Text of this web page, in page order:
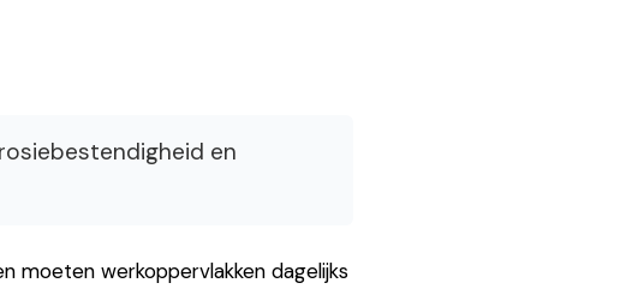
en
moeten werkoppervlakken dagelijks